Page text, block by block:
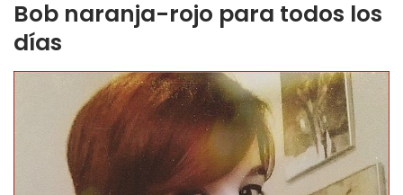
Bob naranja-rojo para todos los
días